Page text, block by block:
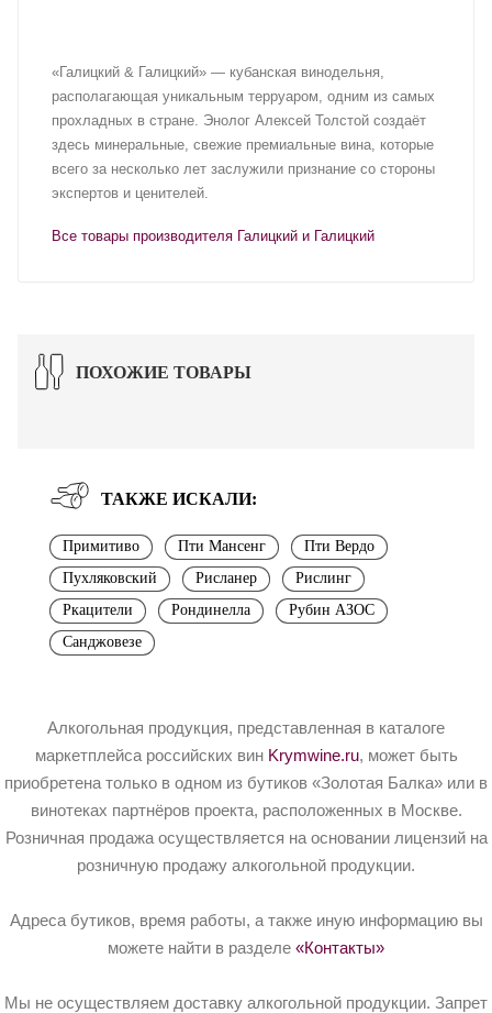
«Галицкий & Галицкий» — кубанская винодельня,
располагающая уникальным терруаром, одним из самых
прохладных в стране. Энолог Алексей Толстой создаёт
здесь минеральные, свежие премиальные вина, которые
всего за несколько лет заслужили признание со стороны
экспертов и ценителей.
Все товары производителя Галицкий и Галицкий
ПОХОЖИЕ ТОВАРЫ
ТАКЖЕ ИСКАЛИ:
Примитиво Пти Мансенг
Пти Вердо
Пухляковский
Рисланер
Рислинг
Ркацители
Рондинелла
Рубин АЗОС
Санджовезе
Алкогольная продукция, представленная в каталоге
маркетплейса российских вин Krymwine.ru, может быть
приобретена только в одном из бутиков «Золотая Балка» или в
винотеках партнёров проекта, расположенных в Москве.
Розничная продажа осуществляется на основании лицензий на
розничную продажу алкогольной продукции.
Адреса бутиков, время работы, а также иную информацию вы
можете найти в разделе «Контакты»
Мы не осуществляем доставку алкогольной продукции. Запрет